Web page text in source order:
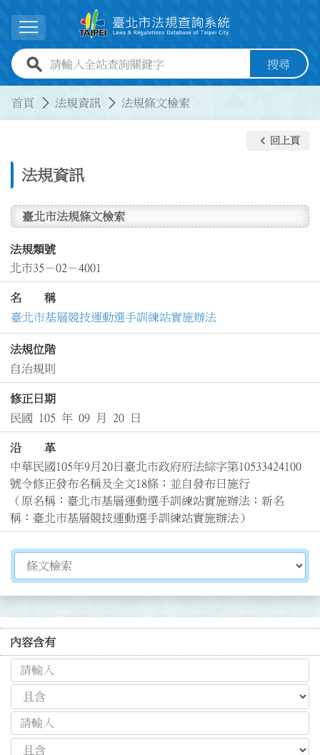
展開選單
全站查詢關鍵字欄位 搜尋
首頁 法規資訊 法規條文檢索
法規資訊
keyboard_arrow_left 回上頁
臺北市法規條文檢索
法規類號
北市35－02－4001
名 稱
臺北市基層競技運動選手訓練站實施辦法
法規位階
自治規則
修正日期
民國 105 年 09 月 20 日
沿 革
中華民國105年9月20日臺北市政府府法綜字第10533424100
號令修正發布名稱及全文18條；並自發布日施行
（原名稱：臺北市基層運動選手訓練站實施辦法；新名
稱：臺北市基層競技運動選手訓練站實施辦法）
切換選擇法規資訊內容
內容含有